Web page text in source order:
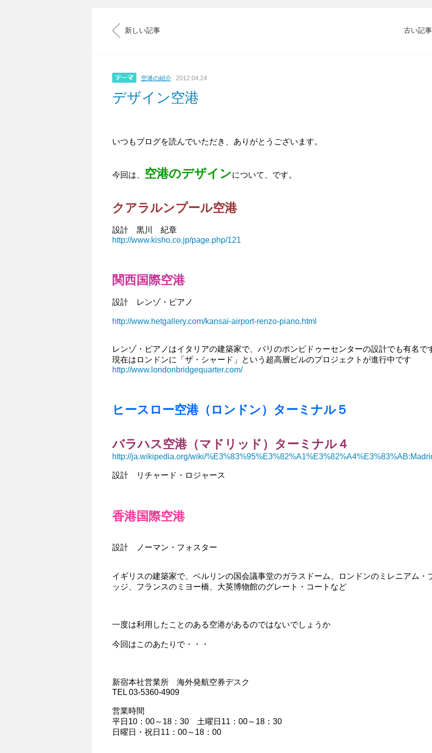
新しい記事 古い記事
空港の紹介 2012.04.24
デザイン空港
いつもブログを読んでいただき、ありがとうございます。
今回は、 空港のデザインについて、です。
クアラルンプール空港
設計 黒川 紀章
http://www.kisho.co.jp/page.php/121
関西国際空港
設計 レンゾ・ピアノ
http://www.hetgallery.com/kansai-airport-renzo-piano.html
レンゾ・ピアノはイタリアの建築家で、パリのポンピドゥーセンターの設計でも有名で
現在はロンドンに「ザ・シャード」という超高層ビルのプロジェクトが進行中です
http://www.londonbridgequarter.com/
ヒースロー空港（ロンドン）ターミナル５
バラハス空港（マドリッド）ターミナル４
http://ja.wikipedia.org/wiki/
設計 リチャード・ロジャース
香港国際空港
設計 ノーマン・フォスター
イギリスの建築家で、ベルリンの国会議事堂のガラスドーム、ロンドンのミレニアム・
ッジ、フランスのミヨー橋、大英博物館のグレート・コートなど
一度は利用したことのある空港があるのではないでしょうか
今回はこのあたりで・・・
新宿本社営業所 海外発航空券デスク
TEL 03-5360-4909
営業時間
平日10：00～18：30 土曜日11：00～18：30
日曜日・祝日11：00～18：00